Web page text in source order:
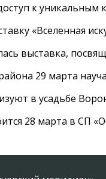
к
«Вселенная
выставка,
29 марта
в усадьбе
28 марта в СП